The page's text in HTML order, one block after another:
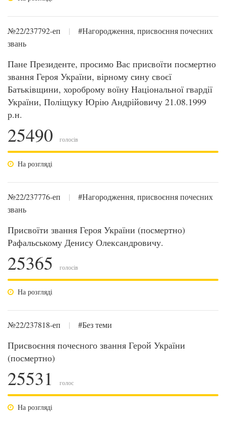
№22/237792-еп |
#Нагородження, присвоєння почесних
звань
Пане Президенте, просимо Вас присвоїти посмертно
звання Героя України, вірному сину своєї
Батьківщини, хороброму воїну Національної гвардії
України, Поліщуку Юрію Андрійовичу 21.08.1999
р.н.
25490 голосів
На розгляді
№22/237776-еп |
#Нагородження, присвоєння почесних
звань
Присвоїти звання Героя України (посмертно)
Рафальському Денису Олександровичу.
25365 голосів
На розгляді
№22/237818-еп | #Без теми
Присвоєння почесного звання Герой України
(посмертно)
25531 голос
На розгляді